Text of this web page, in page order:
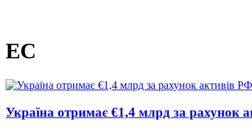
ЕС
Україна отримає €1,4 млрд за рахунок